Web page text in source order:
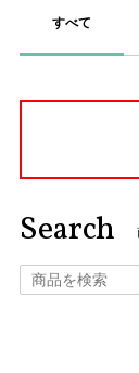
すべて
Search